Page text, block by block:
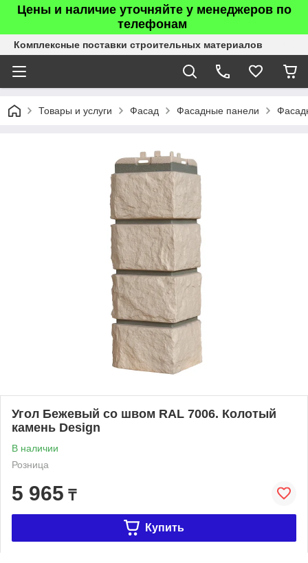
Цены и наличие уточняйте у менеджеров по
телефонам
Комплексные поставки строительных материалов
Товары и услуги Фасад Фасадные панели
Угол Бежевый со швом RAL 7006. Колотый
камень Design
В наличии
Розница
5 965 ₸
Купить